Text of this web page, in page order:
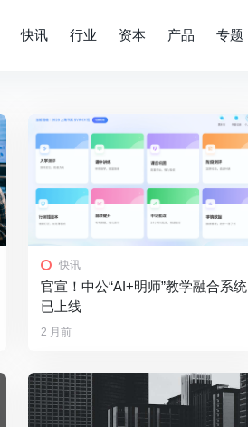
快讯 行业 资本 产品 专题
快讯
官宣！中公“AI+明师”教学融合系统
已上线
2 月前